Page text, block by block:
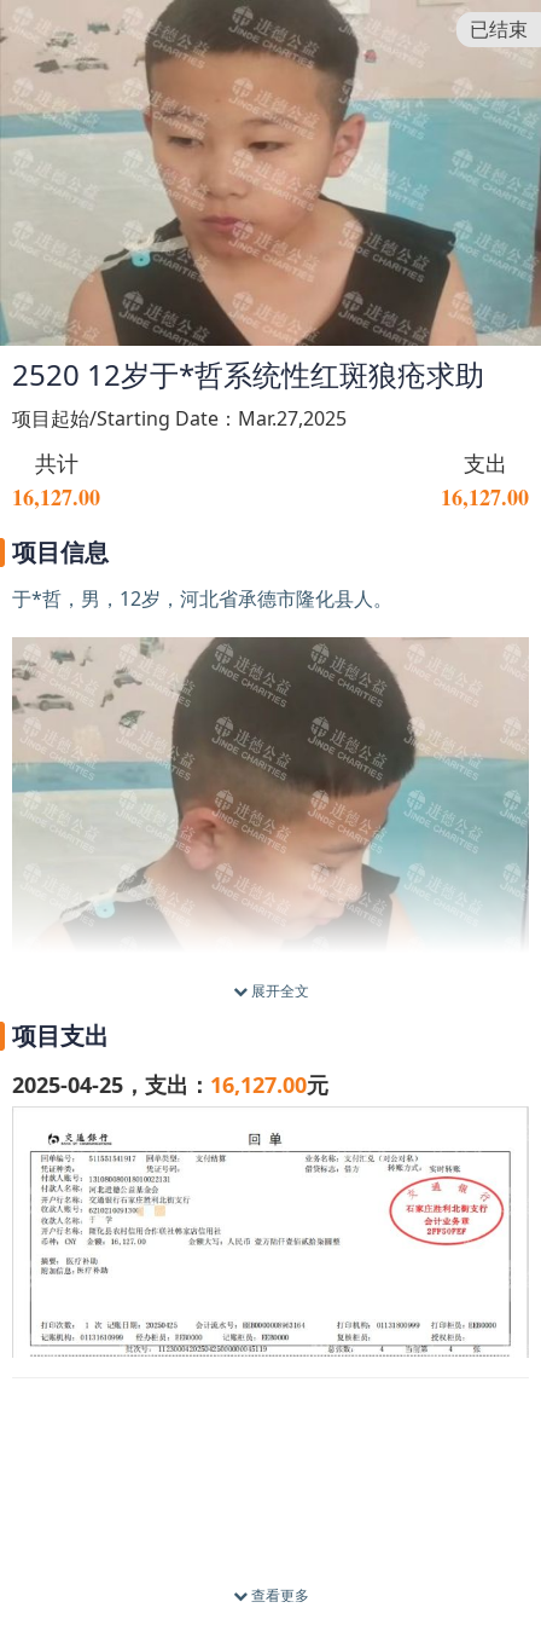
已结束
2520 12岁于*哲系统性红斑狼疮求助
项目起始/Starting Date：Mar.27,2025
共计
16,127.00
支出
16,127.00
项目信息
于*哲，男，12岁，河北省承德市隆化县人。
2024 年 10 月，一场突如其来的疾病无情地降临在我家孩
经过报销，仍需花费 1 - 2 万元。
展开全文
项目支出
2025-04-25，支出： 16,127.00元
查看更多